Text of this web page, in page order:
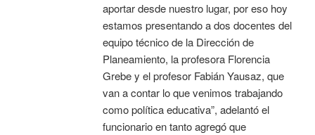
aportar desde nuestro lugar, por eso hoy
estamos presentando a dos docentes del
equipo técnico de la Dirección de
Planeamiento, la profesora Florencia
Grebe y el profesor Fabián Yausaz, que
van a contar lo que venimos trabajando
como política educativa”, adelantó el
funcionario en tanto agregó que